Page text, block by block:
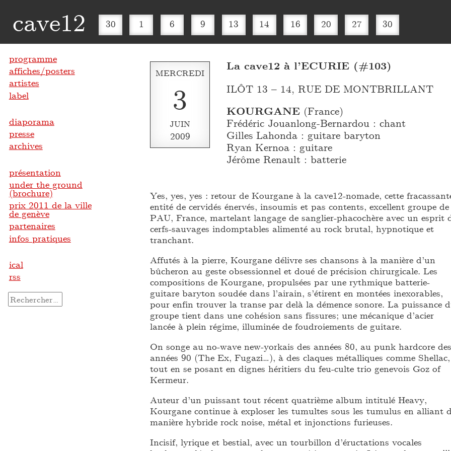
cave12 30 1 6 9 13 14 16 20 27 30
MERCREDI
3
JUIN
2009
La cave12 à l’ECURIE (#103)
ILÔT 13 – 14, RUE DE MONTBRILLANT
KOURGANE (France)
Frédéric Jouanlong-Bernardou : chant
Gilles Lahonda : guitare baryton
Ryan Kernoa : guitare
Jérôme Renault : batterie
Yes, yes, yes : retour de Kourgane à la cave12-nomade, cette
entité de cervidés énervés, insoumis et pas contents, excellent groupe de
PAU, France, martelant langage de sanglier-phacochère avec un esprit
cerfs-sauvages indomptables alimenté au rock brutal, hypnotique et
tranchant.
Affutés à la pierre, Kourgane délivre ses chansons à la manière d’un
bûcheron au geste obsessionnel et doué de précision chirurgicale. Les
compositions de Kourgane, propulsées par une rythmique batterie-
guitare baryton soudée dans l’airain, s’étirent en montées inexorables,
pour enfin trouver la transe par delà la démence sonore. La puissance
groupe tient dans une cohésion sans fissures; une mécanique d’acier
lancée à plein régime, illuminée de foudroiements de guitare.
On songe au no-wave new-yorkais des années 80, au punk hardcore des
années 90 (The Ex, Fugazi…), à des claques métalliques comme Shellac,
tout en se posant en dignes héritiers du feu-culte trio genevois Goz of
Kermeur.
Auteur d’un puissant tout récent quatrième album intitulé Heavy,
Kourgane continue à exploser les tumultes sous les tumulus en alliant
manière hybride rock noise, métal et injonctions furieuses.
Incisif, lyrique et bestial, avec un tourbillon d’éructations vocales
programme
affiches/posters
artistes
label
diaporama
presse
archives
présentation
under the ground
(brochure)
prix 2011 de la ville
de genève
partenaires
infos pratiques
ical
rss
Rechercher :